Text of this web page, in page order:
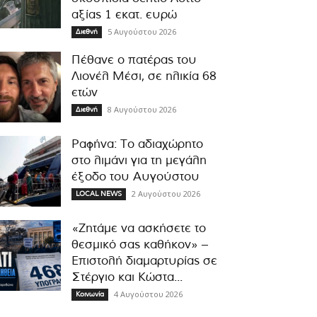
αξίας 1 εκατ. ευρώ
Διεθνή 5 Αυγούστου 2026
Πέθανε ο πατέρας του
Λιονέλ Μέσι, σε ηλικία 68
ετών
Διεθνή 8 Αυγούστου 2026
Ραφήνα: Το αδιαχώρητο
στο λιμάνι για τη μεγάλη
έξοδο του Αυγούστου
LOCAL NEWS 2 Αυγούστου 2026
«Ζητάμε να ασκήσετε το
θεσμικό σας καθήκον» –
Επιστολή διαμαρτυρίας σε
Στέργιο και Κώστα...
Κοινωνία 4 Αυγούστου 2026